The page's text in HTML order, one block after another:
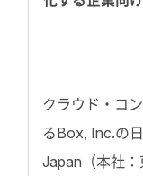
クラウド・コ
るBox, Inc.の
Japan（本社